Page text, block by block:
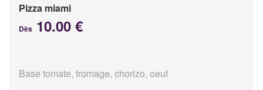
Pizza miami
Dès 10.00 €
Base tomate, fromage, chorizo, oeuf